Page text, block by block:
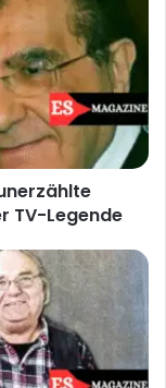
TV-Legende